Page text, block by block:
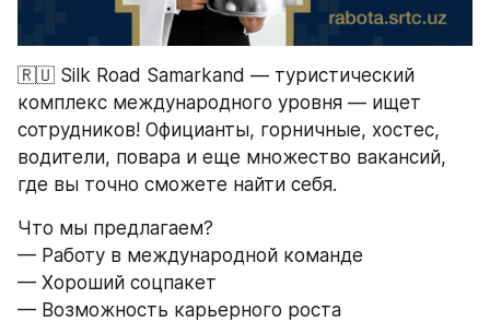
🇷🇺 Silk Road Samarkand — туристический
комплекс международного уровня — ищет
сотрудников! Официанты, горничные, хостес,
водители, повара и еще множество вакансий,
где вы точно сможете найти себя.
Что мы предлагаем?
— Работу в международной команде
— Хороший соцпакет
— Возможность карьерного роста